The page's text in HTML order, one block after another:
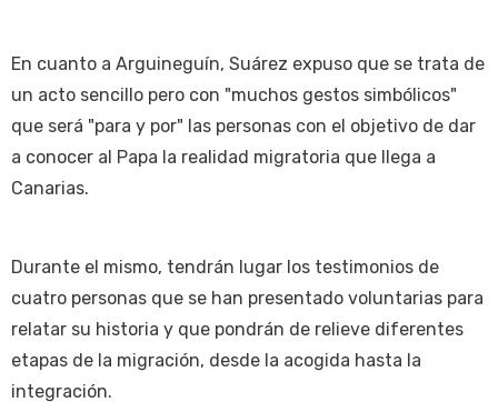
En cuanto a Arguineguín, Suárez expuso que se trata de
un acto sencillo pero con "muchos gestos simbólicos"
que será "para y por" las personas con el objetivo de dar
a conocer al Papa la realidad migratoria que llega a
Canarias.
Durante el mismo, tendrán lugar los testimonios de
cuatro personas que se han presentado voluntarias para
relatar su historia y que pondrán de relieve diferentes
etapas de la migración, desde la acogida hasta la
integración.